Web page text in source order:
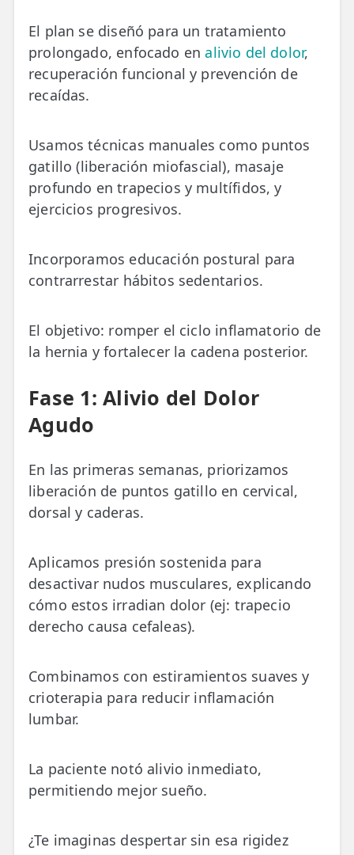
El plan se diseñó para un tratamiento
prolongado, enfocado enalivio del dolor,
recuperación funcional y prevención de
recaídas.
Usamos técnicas manuales como puntos
gatillo (liberación miofascial), masaje
profundo en trapecios y multífidos, y
ejercicios progresivos.
Incorporamos educación postural para
contrarrestar hábitos sedentarios.
El objetivo: romper el ciclo inflamatorio de
la hernia y fortalecer la cadena posterior.
Fase 1: Alivio del Dolor
Agudo
En las primeras semanas, priorizamos
liberación de puntos gatillo en cervical,
dorsal y caderas.
Aplicamos presión sostenida para
desactivar nudos musculares, explicando
cómo estos irradian dolor (ej: trapecio
derecho causa cefaleas).
Combinamos con estiramientos suaves y
crioterapia para reducir inflamación
lumbar.
La paciente notó alivio inmediato,
permitiendo mejor sueño.
¿Te imaginas despertar sin esa rigidez